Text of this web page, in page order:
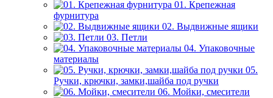
01. Крепежная
фурнитура
02. Выдвижные ящики
03. Петли
04. Упаковочные
материалы
05.
Ручки, крючки, замки,шайба под ручки
06. Мойки, смесители